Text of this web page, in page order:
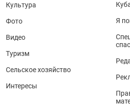
Культура
Фото
Видео
Туризм
Сельское хозяйство
Интересы
Я